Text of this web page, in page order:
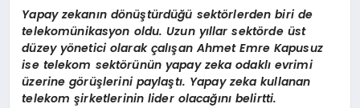
Yapay zekanın dönüştürdüğü sektörlerden biri de
telekomünikasyon oldu. Uzun yıllar sektörde üst
düzey yönetici olarak çalışan Ahmet Emre Kapusuz
ise telekom sektörünün yapay zeka odaklı evrimi
üzerine görüşlerini paylaştı. Yapay zeka kullanan
telekom şirketlerinin lider olacağını belirtti.